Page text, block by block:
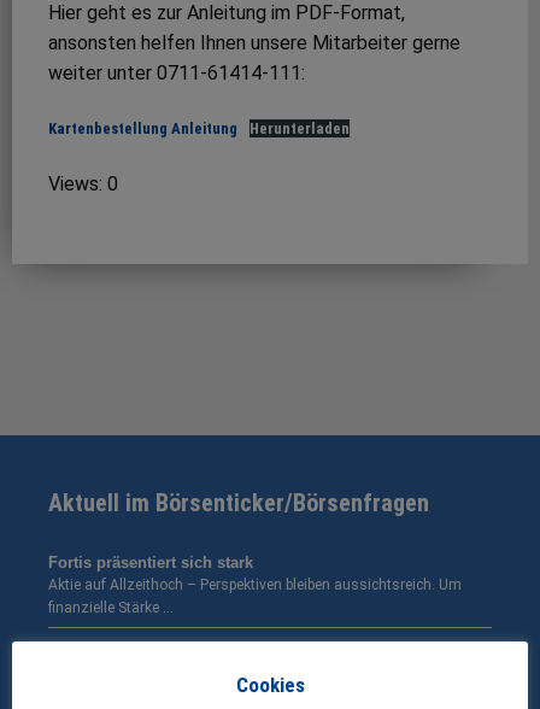
Hier geht es zur Anleitung im PDF-Format,
ansonsten helfen Ihnen unsere Mitarbeiter gerne
weiter unter 0711-61414-111:
Kartenbestellung Anleitung Herunterladen
Views: 0
Aktuell im Börsenticker/Börsenfragen
Fortis präsentiert sich stark
Aktie auf Allzeithoch – Perspektiven bleiben aussichtsreich. Um
finanzielle Stärke …
– wie passt das zusammen?Cookies